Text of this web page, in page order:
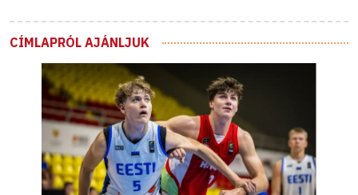
CÍMLAPRÓL AJÁNLJUK